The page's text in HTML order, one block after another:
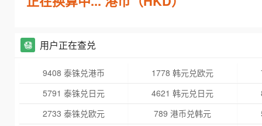
用户正在查兑
9408 泰铢兑港币 1778 韩元兑欧元
5791 泰铢兑日元
4621 韩元兑日元
2733 泰铢兑欧元
789 港币兑韩元